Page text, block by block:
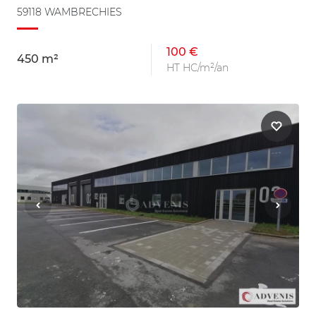
59118 WAMBRECHIES
450 m²
100 €
HT HC/m²/an